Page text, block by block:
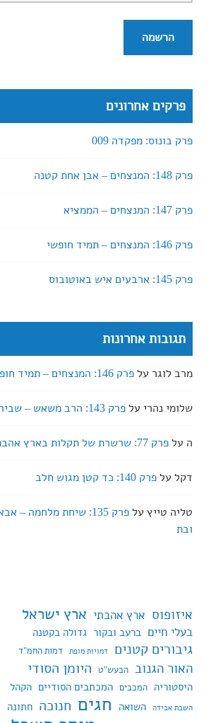
פרקים אחרונים
פרק בונוס: מפקדה 009
פרק 148: המנצחים – אבן אחת קטנה
פרק 147: המנצחים – הממציא
פרק 146: המנצחים – תמיד חופשי
פרק 145: ארבעים איש באוטובוס
תגובות אחרונות
מרב לוגר על פרק 146: המנצחים – תמיד חופשי
שלומי נהרי על פרק 143: הרב משאש – שבירה
ה על פרק 77: שרשרת של תקלות בארץ אהבתי
דקל על פרק 140: כד קטן מגוש חלב
טליה טייץעל
פרק 135: שיחת מלחמה –
ובת
איזופוס ארץ אהבתי ארץ ישראל
בעלי חיים ברעב ובקור גדולה בקטנה
גיבורים קטנים דמויות מופת דמות החמ"ד
האור הגנוב הבעש"ט היומן הסודי
היסטוריה המכבים המכתבים הסודיים הקהל
השבת אבידה השואה חגים חנוכה חתונה